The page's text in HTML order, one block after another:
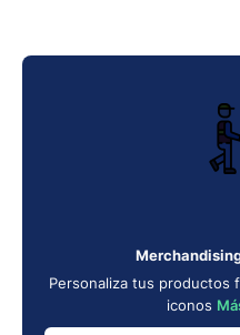
Personaliza tus productos
iconos